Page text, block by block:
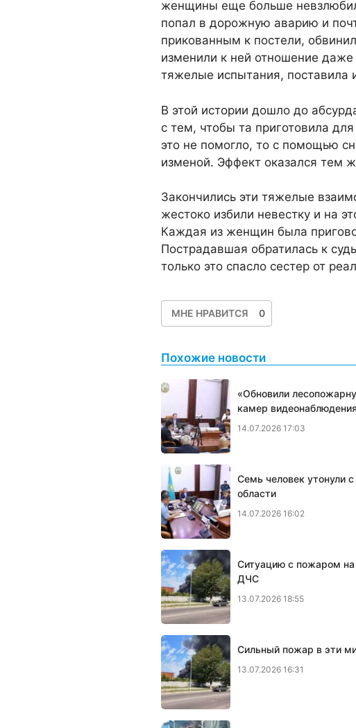
женщины еще больше
попал в дорожную аварию и
прикованным к постели,
изменили к ней отношение даже
тяжелые испытания, поставила
В этой истории дошло до
с тем, чтобы та приготовила
это не помогло, то с помощью
изменой. Эффект оказался тем
Закончились эти тяжелые
жестоко избили невестку и на
Каждая из женщин была
Пострадавшая обратилась к
только это спасло сестер от
МНЕ НРАВИТСЯ 0
Похожие новости
«Обновили
камер
14.07.2026 17:03
Семь человек утонули с
области
14.07.2026 16:02
Ситуацию с пожаром
ДЧС
13.07.2026 18:55
Сильный пожар в эти
13.07.2026 16:31